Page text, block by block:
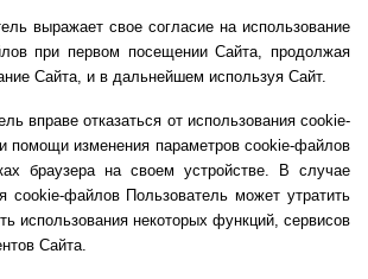
выражает свое согласие на использование
при первом посещении Сайта, продолжая
Сайта, и в дальнейшем используя Сайт.
вправе отказаться от использованияcookie-
помощи изменения параметров cookie-файлов
браузера на своем устройстве. В случае
cookie-файлов Пользователь может утратить
использования некоторых функций, сервисов
Сайта.